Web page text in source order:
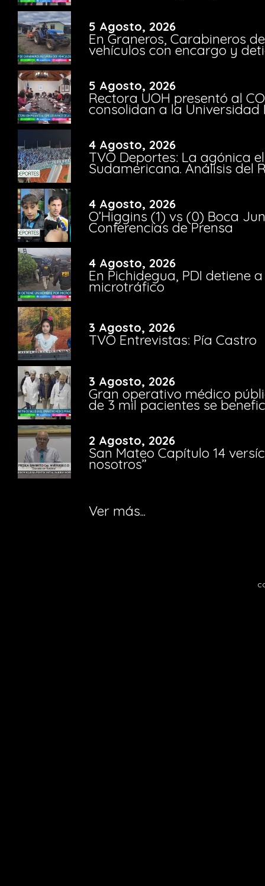
5 Agosto, 2026
En Graneros, Carabineros
vehículos con encargo y
5 Agosto, 2026
Rectora UOH presentó al
consolidan a la Universidad
4 Agosto, 2026
TVO Deportes: La agónica
Sudamericana. Análisis del
4 Agosto, 2026
O’Higgins (1) vs (0) Boca
Conferencias de Prensa
4 Agosto, 2026
En Pichidegua, PDI detiene
microtráfico
3 Agosto, 2026
TVO Entrevistas: Pía Castro
3 Agosto, 2026
Gran operativo médico
de 3 mil pacientes se
2 Agosto, 2026
San Mateo Capítulo 14
nosotros”
Ver más...